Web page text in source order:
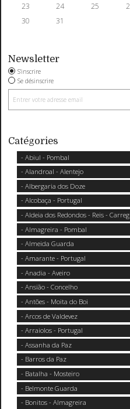
23
24 25
30
31
Newsletter
S'inscrire
Se désinscrire
Catégories
- Abiul - Pombal
- Alandroal - Alentejo
- Albergaria dos Doze
- Alcobaça - Portugal
- Aldeia dos Redondos - Reis -
- Almagreira - Pombal
- Almeida Guarda
- Amarante - Portugal
- Anadia - Aveiro
- Ansião - Concelho
- Antões - Moita do Boi
- Arcos de Valdevez
- Arraiolos - Portugal
- Assanha da Paz
- Barros da Paz
- Batalha - Mosteiro
- Belmonte Guarda
- Bonitos - Almagreira